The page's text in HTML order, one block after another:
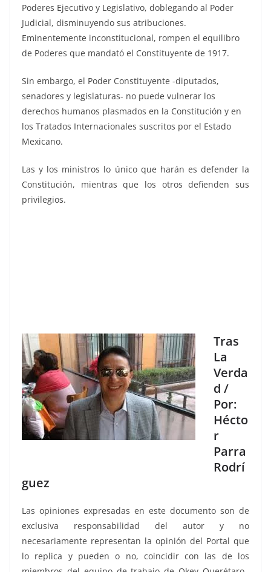
Poderes Ejecutivo y Legislativo, doblegando al Poder
Judicial, disminuyendo sus atribuciones.
Eminentemente inconstitucional, rompen el equilibro
de Poderes que mandató el Constituyente de 1917.
Sin embargo, el Poder Constituyente -diputados,
senadores y legislaturas- no puede vulnerar los
derechos humanos plasmados en la Constitución y en
los Tratados Internacionales suscritos por el Estado
Mexicano.
Las y los ministros lo único que harán es defender la
Constitución, mientras que los otros defienden sus
privilegios.
Tras
La
Verda
d /
Por:
Hécto
r
Parra
Rodrí
guez
Las opiniones expresadas en este documento son de
exclusiva responsabilidad del autor y no
necesariamente representan la opinión del Portal que
lo replica y pueden o no, coincidir con las de los